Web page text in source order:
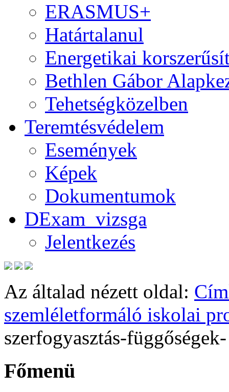
ERASMUS+
Határtalanul
Energetikai
Bethlen Gábor
Tehetségközelben
Teremtésvédelem
Események
Képek
Dokumentumok
DExam_vizsga
Jelentkezés
Az általad nézett oldal:
szemléletformáló iskolai
szerfogyasztás-
Főmenü